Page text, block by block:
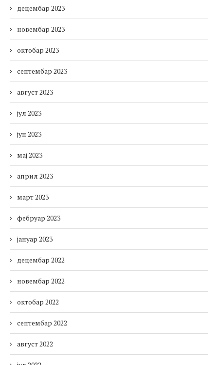
децембар 2023
новембар 2023
октобар 2023
септембар 2023
август 2023
јул 2023
јун 2023
мај 2023
април 2023
март 2023
фебруар 2023
јануар 2023
децембар 2022
новембар 2022
октобар 2022
септембар 2022
август 2022